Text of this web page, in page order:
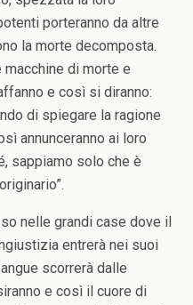
porteranno da altre
la morte decomposta.
di morte e
e così si diranno:
di spiegare la ragione
annunceranno ai loro
sappiamo solo che è
nelle grandi case dove il
entrerà nei suoi
scorrerà dalle
e così il cuore di